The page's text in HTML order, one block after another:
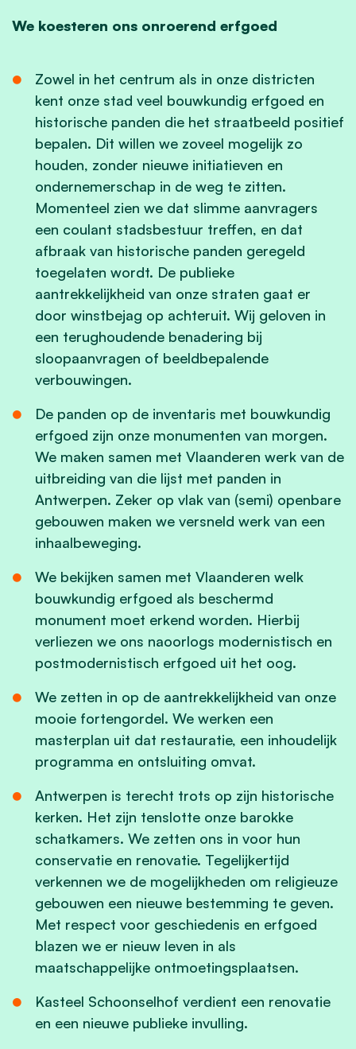
We koesteren ons onroerend erfgoed
Zowel in het centrum als in onze districten
kent onze stad veel bouwkundig erfgoed en
historische panden die het straatbeeld positief
bepalen. Dit willen we zoveel mogelijk zo
houden, zonder nieuwe initiatieven en
ondernemerschap in de weg te zitten.
Momenteel zien we dat slimme aanvragers
een coulant stadsbestuur treffen, en dat
afbraak van historische panden geregeld
toegelaten wordt. De publieke
aantrekkelijkheid van onze straten gaat er
door winstbejag op achteruit. Wij geloven in
een terughoudende benadering bij
sloopaanvragen of beeldbepalende
verbouwingen.
De panden op de inventaris met bouwkundig
erfgoed zijn onze monumenten van morgen.
We maken samen met Vlaanderen werk van de
uitbreiding van die lijst met panden in
Antwerpen. Zeker op vlak van (semi) openbare
gebouwen maken we versneld werk van een
inhaalbeweging.
We bekijken samen met Vlaanderen welk
bouwkundig erfgoed als beschermd
monument moet erkend worden. Hierbij
verliezen we ons naoorlogs modernistisch en
postmodernistisch erfgoed uit het oog.
We zetten in op de aantrekkelijkheid van onze
mooie fortengordel. We werken een
masterplan uit dat restauratie, een inhoudelijk
programma en ontsluiting omvat.
Antwerpen is terecht trots op zijn historische
kerken. Het zijn tenslotte onze barokke
schatkamers. We zetten ons in voor hun
conservatie en renovatie. Tegelijkertijd
verkennen we de mogelijkheden om religieuze
gebouwen een nieuwe bestemming te geven.
Met respect voor geschiedenis en erfgoed
blazen we er nieuw leven in als
maatschappelijke ontmoetingsplaatsen.
Kasteel Schoonselhof verdient een renovatie
en een nieuwe publieke invulling.